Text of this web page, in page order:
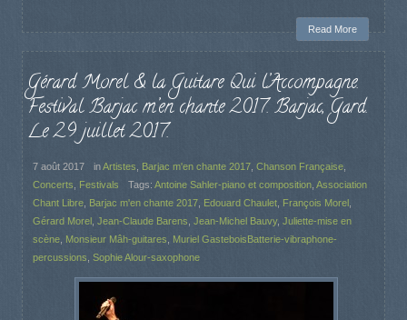
Read More
Gérard Morel & la Guitare Qui l’Accompagne.
Festival Barjac m’en chante 2017. Barjac, Gard.
Le 29 juillet 2017.
7 août 2017 inArtistes Barjac m'en chante 2017 Chanson Française
Concerts
Festivals Tags: Antoine Sahler-piano et composition Association
Chant Libre Barjac m'en chante 2017 Edouard Chaulet François Morel
Gérard Morel Jean-Claude Barens Jean-Michel Bauvy, Juliette-mise en
scène Monsieur Mâh-guitares
Muriel GasteboisBatterie-vibraphone-
percussions Sophie Alour-saxophone